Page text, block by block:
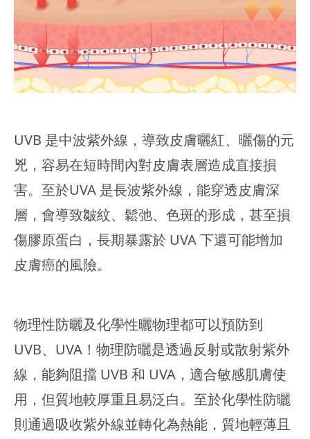
UVB 是中波紫外線，導致皮膚曬紅、曬傷的元
兇，容易在短時間內對皮膚表層造成直接損
害。至於UVA 是長波紫外線，能穿透皮膚深
層，會導致皺紋、鬆弛、色斑的形成，甚至損
傷膠原蛋白，長期暴露於 UVA 下還可能增加
皮膚癌的風險。
物理性防曬及化學性曬物理都可以預防到
UVB、UVA！物理防曬是透過反射或散射紫外
線，能夠阻擋 UVB 和 UVA，適合敏感肌膚使
用，但質地較厚重且易泛白。至於化學性防曬
則通過吸收紫外線並轉化為熱能，質地輕薄且